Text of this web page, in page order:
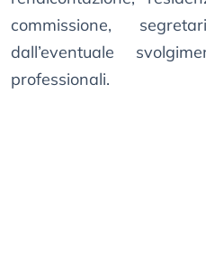
commissione,
dall’eventuale
professionali.